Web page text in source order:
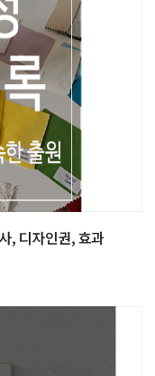
, 디자인권, 효과